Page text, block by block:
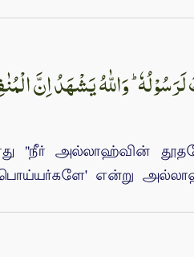
"நீர் அல்லாஹ்வின்
என்று அல்லாஹ்